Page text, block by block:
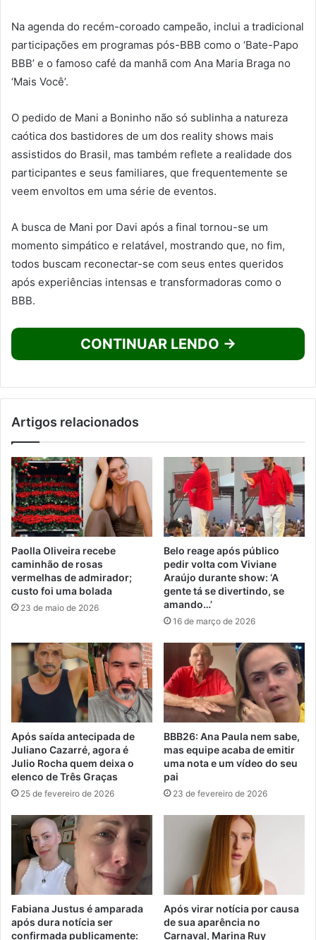
Na agenda do recém-coroado campeão, inclui a tradicional
participações em programas pós-BBB como o ‘Bate-Papo
BBB’ e o famoso café da manhã com Ana Maria Braga no
‘Mais Você’.
O pedido de Mani a Boninho não só sublinha a natureza
caótica dos bastidores de um dos reality shows mais
assistidos do Brasil, mas também reflete a realidade dos
participantes e seus familiares, que frequentemente se
veem envoltos em uma série de eventos.
A busca de Mani por Davi após a final tornou-se um
momento simpático e relatável, mostrando que, no fim,
todos buscam reconectar-se com seus entes queridos
após experiências intensas e transformadoras como o
BBB.
CONTINUAR LENDO →
Artigos relacionados
Paolla Oliveira recebe
caminhão de rosas
vermelhas de admirador;
custo foi uma bolada
23 de maio de 2026
Belo reage após público
pedir volta com Viviane
Araújo durante show: ‘A
gente tá se divertindo, se
amando…’
16 de março de 2026
Após saída antecipada de
Juliano Cazarré, agora é
Julio Rocha quem deixa o
elenco de Três Graças
25 de fevereiro de 2026
BBB26: Ana Paula nem sabe,
mas equipe acaba de emitir
uma nota e um vídeo do seu
pai
23 de fevereiro de 2026
Fabiana Justus é amparada
após dura notícia ser
confirmada publicamente:
Após virar notícia por causa
de sua aparência no
Carnaval, Marina Ruy